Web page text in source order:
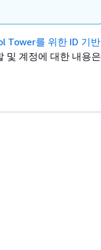
Tower를 위한 ID 기반
및 계정에 대한 내용은